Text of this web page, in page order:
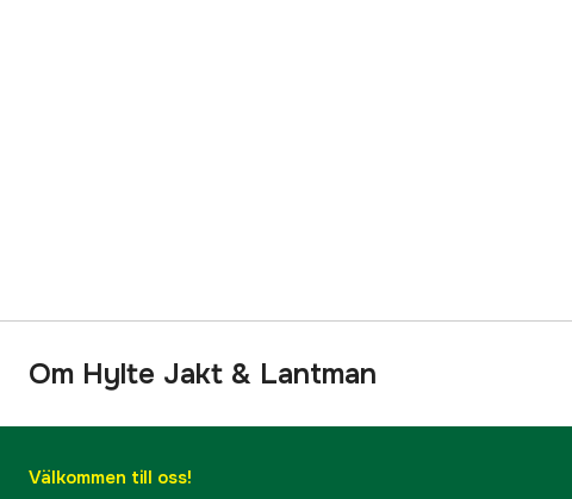
Om Hylte Jakt & Lantman
Välkommen till oss!